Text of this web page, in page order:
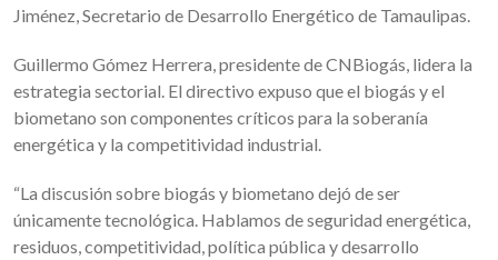
Jiménez, Secretario de Desarrollo Energético de Tamaulipas.
Guillermo Gómez Herrera, presidente de CNBiogás, lidera la
estrategia sectorial. El directivo expuso que el biogás y el
biometano son componentes críticos para la soberanía
energética y la competitividad industrial.
“La discusión sobre biogás y biometano dejó de ser
únicamente tecnológica. Hablamos de seguridad energética,
residuos, competitividad, política pública y desarrollo